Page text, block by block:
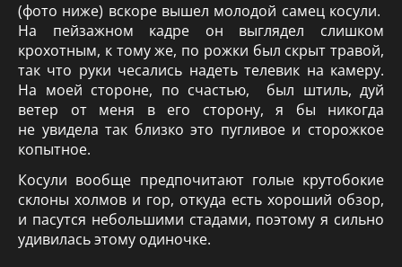
(фото ниже) вскоре вышел молодой самец косули.
На пейзажном кадре он выглядел слишком
крохотным, к тому же, по рожки был скрыт травой,
так что руки чесались надеть телевик на камеру.
На моей стороне, по счастью, был штиль, дуй
ветер от меня в его сторону, я бы никогда
не увидела так близко это пугливое и сторожкое
копытное.
Косули вообще предпочитают голые крутобокие
склоны холмов и гор, откуда есть хороший обзор,
и пасутся небольшими стадами, поэтому я сильно
удивилась этому одиночке.